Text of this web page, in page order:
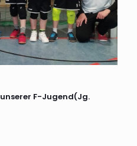
F-Jugend(Jg.